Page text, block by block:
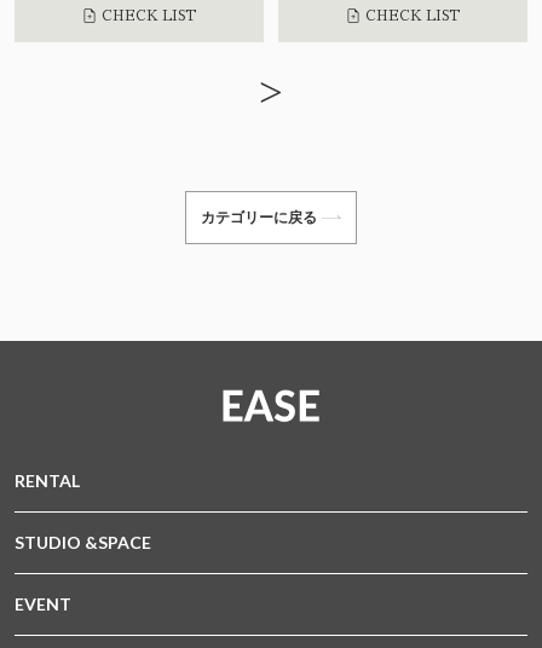
CHECK LIST CHECK LIST
>
カテゴリーに戻る
RENTAL
STUDIO &SPACE
EVENT